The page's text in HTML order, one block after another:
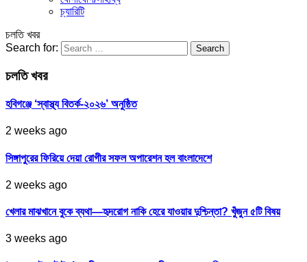
চ্যারিটি
চলতি খবর
Search for:
চলতি খবর
হবিগঞ্জে ‘স্বাস্থ্য বিতর্ক-২০২৬’ অনুষ্ঠিত
2 weeks ago
সিঙ্গাপুরের ফিরিয়ে দেয়া রোগীর সফল অপারেশন হল বাংলাদেশে
2 weeks ago
খেলার মাঝখানে বুকে ব্যথা—হৃদরোগ নাকি হেরে যাওয়ার দুশ্চিন্তা? খুঁজুন ৫টি বিষয়
3 weeks ago